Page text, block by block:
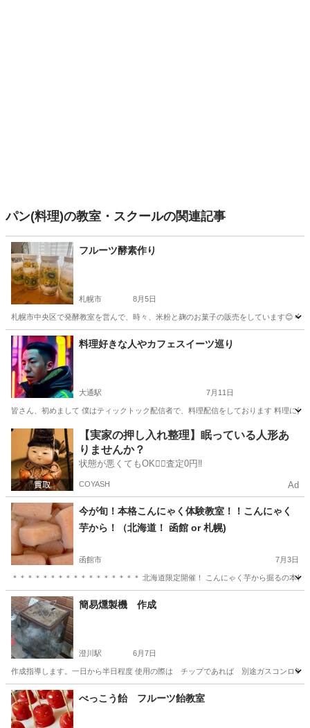
パン(料理)の教室・スクールの関連記事
フルーツ酵素作り
札幌市 8月5日
札幌市中央区で発酵教室を営んで、時々、米粉と麹のお菓子の販売をしています😊
北海道 札幌市 その他 酵素
料理好きな人やカフェスイーツ巡り
大通駅 7月11日
皆さん、初めまして 僕はティックトック配信者で、料理配信をしております 料理に
北海道 札幌市 大通駅 料理 スイーツ
【実家の押し入れ整理】眠っている人形あ
りませんか？
状態が悪くてもOK🙆‍♀️査定0円‼️
COYASH Ad
今が旬！本格こんにゃく体験教室！！こんにゃく
芋から！（北海道！ 函館 or 札幌)
函館市 7月3日
＊＊＊＊＊＊＊＊＊＊＊＊＊＊＊＊＊ 北海道限定開催！ こんにゃく芋から掘るの本
北海道 函館市 料理 北海道
簡易燻製機 作成
澄川駅 6月7日
作成指導します。一日から半日程度 使用の際は チップであれば 別途ガスコンロ等
北海道 札幌市 澄川駅
べっこう飴 フルーツ飴教室